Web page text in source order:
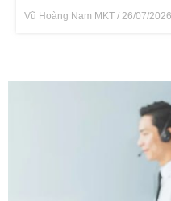
Vũ Hoàng Nam MKT 26/07/2026